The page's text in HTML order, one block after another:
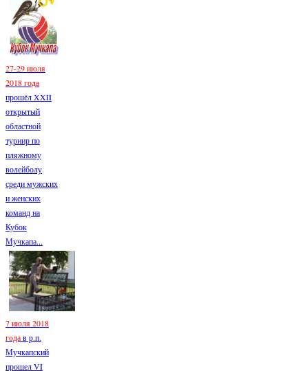
27-29 июля
2018 года
прошёл XXII
открытый
областной
турнир по
пляжному
волейболу
среди мужских
и женских
команд на
Кубок
Мучкапа...
7 июля 2018
годав р.п.
Мучкапский
прошел VI